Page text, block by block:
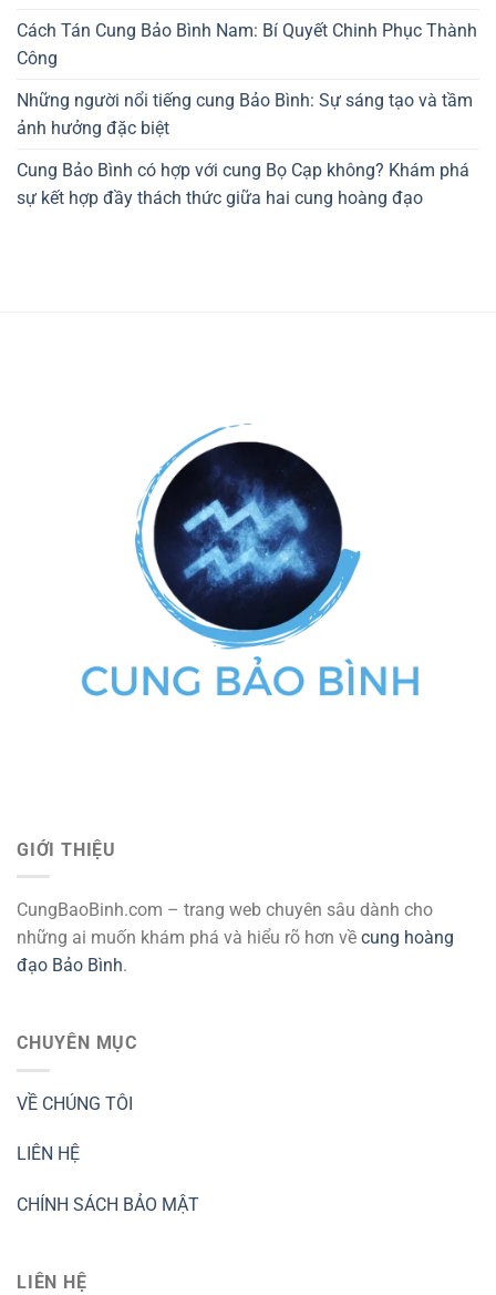
Cách Tán Cung Bảo Bình Nam: Bí Quyết Chinh Phục Thành
Công
Những người nổi tiếng cung Bảo Bình: Sự sáng tạo và tầm
ảnh hưởng đặc biệt
Cung Bảo Bình có hợp với cung Bọ Cạp không? Khám phá
sự kết hợp đầy thách thức giữa hai cung hoàng đạo
GIỚI THIỆU
CungBaoBinh.com – trang web chuyên sâu dành cho
những ai muốn khám phá và hiểu rõ hơn về cung hoàng
đạo Bảo Bình.
CHUYÊN MỤC
VỀ CHÚNG TÔI
LIÊN HỆ
CHÍNH SÁCH BẢO MẬT
LIÊN HỆ